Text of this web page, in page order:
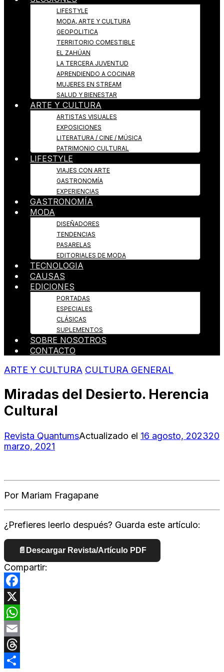
LIFESTYLE
MODA, ARTE Y CULTURA
GEOPOLITICA
TERRITORIO COMESTIBLE
EL ZAHÚAN
LA TERCERA JUVENTUD
APRENDIENDO A COCINAR
MUJERES EN STREAM
SALUD Y BIENESTAR
ARTE Y CULTURA
ARTISTAS VISUALES
EXPOSICIONES
LITERATURA / CINE / MÚSICA
PATRIMONIO CULTURAL
LIFESTYLE
VIAJES CON ARTE
GASTRONOMÍA
EXPERIENCIAS
GASTRONOMÍA
MODA
DISEÑADORES
TENDENCIAS
PASARELAS
EDITORIALES DE MODA
TECNOLOGIA
CAUSAS
EDICIONES
PORTADAS
ESPECIALES
CLÁSICAS
SUPLEMENTOS
SOBRE NOSOTROS
CONTACTO
ARTE Y CULTURA CULTURA GENERAL
Miradas del Desierto. Herencia
Cultural
Revista QuantumsActualizado el 16 agosto, 202320
marzo, 2021
Por Mariam Fragapane
¿Prefieres leerlo después? Guarda este artículo:
📄 Descargar Revista/Artículo PDF
Compartir:
Facebook
X
WhatsApp
Email
Threads